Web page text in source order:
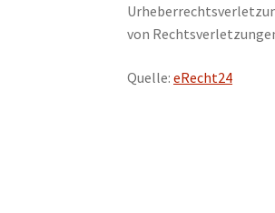
von
Quelle:eRecht24